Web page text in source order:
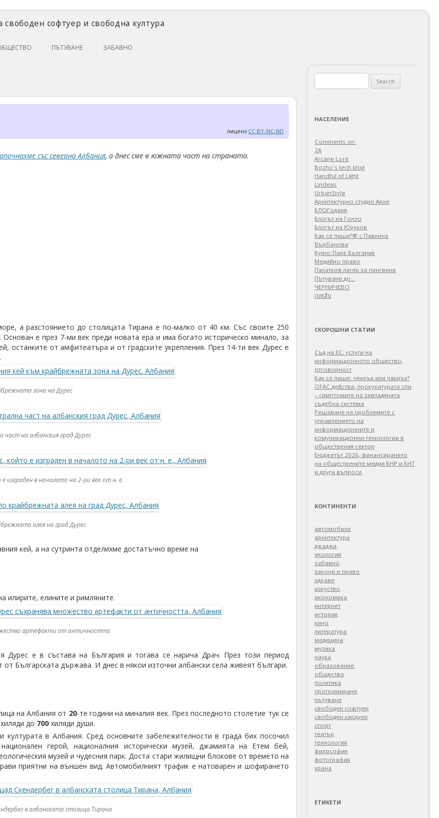
свободен софтуер и свободна култура
Skip
to
ПРАВА
ПЪТУВАНЕ ЗАБАВНО
лиценз CC BY-NC-ND
със северна Албания, а днес сме в южната част на страната.
а разстоянието до столицата Тирана е по-малко от 40 км. Със своите 250
е през 7-ми век преди новата ера и има богато историческо минало, за
останките от амфитеатъра и от градските укрепления. През 14-ти век Дурес е
зона на Дурес
на албанския град Дурес
в началото на 2-ри век от н. е.
алея на град Дурес
кей, а на сутринта отделихме достатъчно време на
илирите, елините и римляните.
артефакти от античността
Дурес е в състава на България и тогава се нарича Драч. През този период
Българската държава. И днес в някои източни албански села живеят българи.
на Албания от 20-те години на миналия век. През последното столетие тук се
хиляди до 700 хиляди души.
в Албания. Сред основните забележителности в града бих посочил
герой, националния исторически музей, джамията на Етем бей,
музей и чудесния парк. Доста стари жилищни блокове от времето на
приятни на външен вид. Автомобилният трафик е натоварен и шофирането
в албанската столица Тирана
for:
НАСЕЛЕНИЕ
Comments on:
2A
Arcane Lore
Bozho's tech blog
Handful of Light
Lindeas
UrbanStyle
Архитектурно студио Архе
БЛОГодаря
Блогът на Гонзо
Блогът на Юруков
Как се пише?® с Павлина
Върбанова
Куинс Парк България
Медийно право
Палатков лагер зa пингвини
Пътуване до…
ЧЕРНИЧЕВО
เบทฮับ
СКОРОШНИ СТАТИИ
Съд на ЕС: услуги на
информационното общество,
отговорност
Как се пише: чекрък или чакрък?
OFAC действа, прокуратурата спи
– симптомите на завладяната
съдебна система
Решаване на проблемите с
управлението на
информационните и
комуникационни технологии в
обществения сектор
Бюджетът 2026, финансирането
на обществените медии БНР и БНТ
и други въпроси
КОНТИНЕНТИ
автомобили
архитектура
джаджи
екология
забавно
закони и право
здраве
изкуство
икономика
интернет
история
кино
литература
медицина
музика
наука
образование
общество
политика
програмиране
пътуване
свободен софтуер
свободен хардуер
спорт
театър
технология
философия
фотография
храна
ЕТИКЕТИ